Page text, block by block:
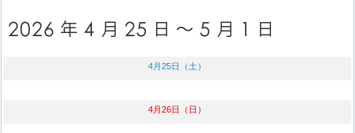
4月25日（土）
4月26日（日）